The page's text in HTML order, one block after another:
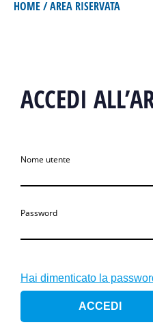
HOME AREA RISERVATA
ACCEDI
Nome utente
Password
Hai dimenticato la